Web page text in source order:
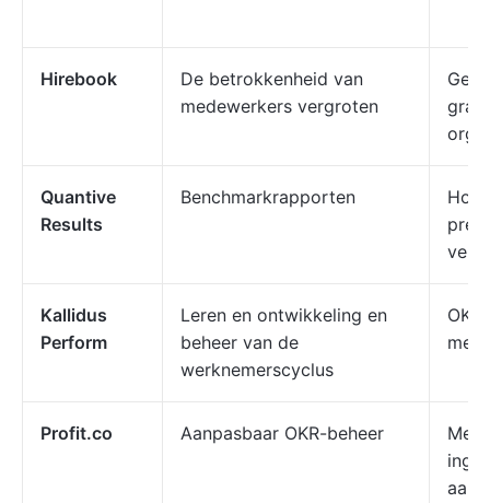
Hirebook
De betrokkenheid van
medewerkers vergroten
Quantive
Results
Benchmarkrapporten
Kallidus
Perform
Leren en ontwikkeling en
beheer van de
werknemerscyclus
Profit.co Aanpasbaar OKR-beheer